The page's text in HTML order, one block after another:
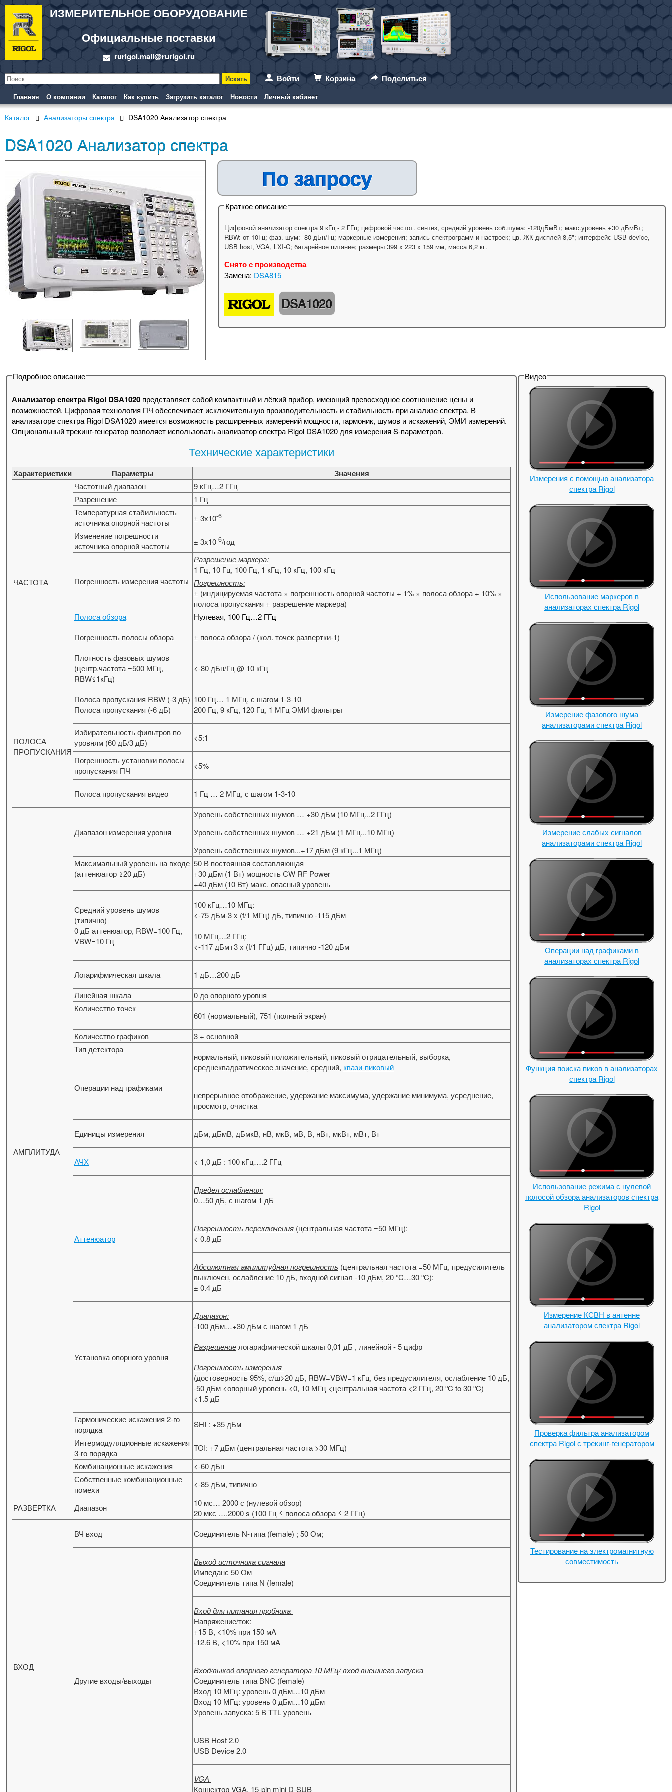
ИЗМЕРИТЕЛЬНОЕ ОБОРУДОВАНИЕ
Официальные поставки
rurigol.mail@rurigol.ru
Войти
Корзина Поделиться
Главная О компании Каталог Как купить Загрузить каталог Новости Личный кабинет
Каталог Анализаторы спектра DSA1020 Анализатор спектра
DSA1020 Анализатор спектра
По запросу
Краткое описание
Цифровой анализатор спектра 9 кГц - 2 ГГц; цифровой частот. синтез, средний уровень соб.шума: -120дБмВт; макс.уровень +30 дБмВт;
RBW: от 10Гц; фаз. шум: -80 дБн/Гц; маркерные измерения; запись спектрограмм и настроек; цв. ЖК-дисплей 8,5"; интерфейс USB device,
USB host, VGA, LXI-C; батарейное питание; размеры 399 х 223 х 159 мм, масса 6,2 кг.
Снято с производства
Замена: DSA815
DSA1020
Видео
Измерения с помощью анализатора
спектра Rigol
Использование маркеров в
анализаторах спектра Rigol
Измерение фазового шума
анализаторами спектра Rigol
Измерение слабых сигналов
анализаторами спектра Rigol
Операции над графиками в
анализаторах спектра Rigol
Функция поиска пиков в анализаторах
спектра Rigol
Использование режима с нулевой
полосой обзора анализаторов спектра
Rigol
Измерение КСВН в антенне
анализатором спектра Rigol
Проверка фильтра анализатором
спектра Rigol с трекинг-генератором
Тестирование на электромагнитную
совместимость
Подробное описание
Анализатор спектра Rigol DSA1020 представляет собой компактный и лёгкий прибор, имеющий превосходное соотношение цены и
возможностей. Цифровая технология ПЧ обеспечивает исключительную производительность и стабильность при анализе спектра. В
анализаторе спектра Rigol DSA1020 имеется возможность расширенных измерений мощности, гармоник, шумов и искажений, ЭМИ измерений.
Опциональный трекинг-генератор позволяет использовать анализатор спектра Rigol DSA1020 для измерения S-параметров.
Технические характеристики
Характеристики Параметры Значения
ЧАСТОТА
Частотный диапазон
9 кГц…2 ГГц
Разрешение
1 Гц
Температурная стабильность
источника опорной частоты
± 3х10-6
Изменение погрешности
источника опорной частоты
± 3х10-6/год
Погрешность измерения частоты
Разрешение маркера:
1 Гц, 10 Гц, 100 Гц, 1 кГц, 10 кГц, 100 кГц
Погрешность:
± (индицируемая частота × погрешность опорной частоты + 1% × полоса обзора + 10% ×
полоса пропускания + разрешение маркера)
Полоса обзора
Нулевая, 100 Гц…2 ГГц
Погрешность полосы обзора
± полоса обзора / (кол. точек развертки-1)
Плотность фазовых шумов
(центр.частота =500 МГц,
RBW≤1кГц)
<-80 дБн/Гц @ 10 кГц
ПОЛОСА
ПРОПУСКАНИЯ
Полоса пропускания RBW (-3 дБ)
Полоса пропускания (-6 дБ)
100 Гц… 1 МГц, с шагом 1-3-10
200 Гц, 9 кГц, 120 Гц, 1 МГц ЭМИ фильтры
Избирательность фильтров по
уровням (60 дБ/3 дБ)
<5:1
Погрешность установки полосы
пропускания ПЧ
<5%
Полоса пропускания видео 1 Гц … 2 МГц, с шагом 1-3-10
АМПЛИТУДА
Диапазон измерения уровня
Уровень собственных шумов … +30 дБм (10 МГц...2 ГГц)
Уровень собственных шумов … +21 дБм (1 МГц...10 МГц)
Уровень собственных шумов...+17 дБм (9 кГц...1 МГц)
Максимальный уровень на входе
(аттенюатор ≥20 дБ)
50 В постоянная составляющая
+30 дБм (1 Вт) мощность CW RF Power
+40 дБм (10 Вт) макс. опасный уровень
Средний уровень шумов
(типично)
0 дБ аттенюатор, RBW=100 Гц,
VBW=10 Гц
100 кГц…10 МГц:
<-75 дБм-3 x (f/1 МГц) дБ, типично -115 дБм
10 МГц…2 ГГц:
<-117 дБм+3 x (f/1 ГГц) дБ, типично -120 дБм
Логарифмическая шкала
1 дБ…200 дБ
Линейная шкала
0 до опорного уровня
Количество точек
601 (нормальный), 751 (полный экран)
Количество графиков
3 + основной
Тип детектора
нормальный, пиковый положительный, пиковый отрицательный, выборка,
среднеквадратическое значение, средний, квази-пиковый
Операции над графиками
непрерывное отображение, удержание максимума, удержание минимума, усреднение,
просмотр, очистка
Единицы измерения дБм, дБмВ, дБмкВ, нВ, мкВ, мВ, В, нВт, мкВт, мВт, Вт
АЧХ < 1,0 дБ : 100 кГц….2 ГГц
Аттенюатор
Предел ослабления:
0…50 дБ, с шагом 1 дБ
Погрешность переключения (центральная частота =50 МГц):
< 0.8 дБ
Абсолютная амплитудная погрешность (центральная частота =50 МГц, предусилитель
выключен, ослабление 10 дБ, входной сигнал -10 дБм, 20 ºC…30 ºC):
± 0.4 дБ
Установка опорного уровня
Диапазон:
-100 дБм…+30 дБм с шагом 1 дБ
Разрешение логарифмической шкалы 0,01 дБ , линейной - 5 цифр
Погрешность измерения
(достоверность 95%, с/ш>20 дБ, RBW=VBW=1 кГц, без предусилителя, ослабление 10 дБ,
-50 дБм <опорный уровень <0, 10 МГц <центральная частота <2 ГГц, 20 ºC to 30 ºC)
<1.5 дБ
Гармонические искажения 2-го
порядка
SHI : +35 дБм
Интермодуляционные искажения
3-го порядка
TOI: +7 дБм (центральная частота >30 МГц)
Комбинационные искажения
<-60 дБн
Собственные комбинационные
помехи
<-85 дБм, типично
РАЗВЕРТКА Диапазон
10 мс… 2000 с (нулевой обзор)
20 мкс ….2000 s (100 Гц ≤ полоса обзора ≤ 2 ГГц)
ВХОД
ВЧ вход Соединитель N-типа (female) ; 50 Ом;
Другие входы/выходы
Выход источника сигнала
Импеданс 50 Ом
Соединитель типа N (female)
Вход для питания пробника
Напряжение/ток:
+15 В, <10% при 150 мA
-12.6 В, <10% при 150 мA
Вход/выход опорного генератора 10 MГц/ вход внешнего запуска
Соединитель типа BNC (female)
Вход 10 МГц: уровень 0 дБм…10 дБм
Вход 10 МГц: уровень 0 дБм…10 дБм
Уровень запуска: 5 В TTL уровень
USB Host 2.0
USB Device 2.0
VGA
Коннектор VGA, 15-pin mini D-SUB